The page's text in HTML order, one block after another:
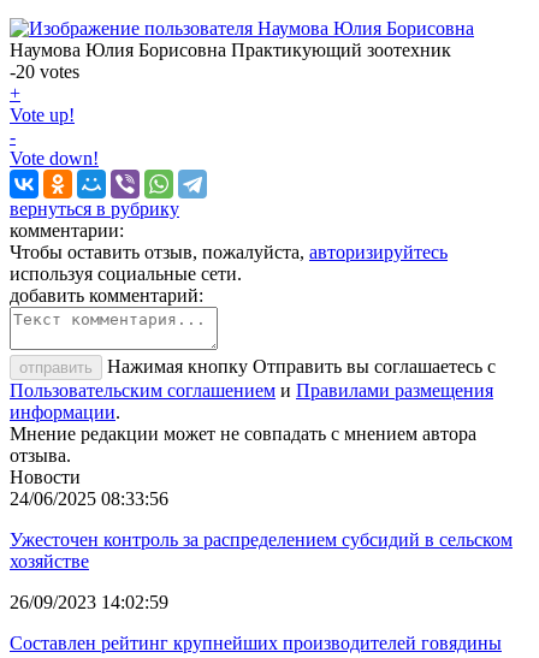
Наумова Юлия Борисовна Практикующий зоотехник
-20 votes
+
Vote up!
-
Vote down!
вернуться в рубрику
комментарии:
Чтобы оставить отзыв, пожалуйста, авторизируйтесь
используя социальные сети.
добавить комментарий:
отправить
Нажимая кнопку Отправить вы соглашаетесь с
Пользовательским соглашением и Правилами размещения
информации.
Мнение редакции может не совпадать с мнением автора
отзыва.
Новости
24/06/2025 08:33:56
Ужесточен контроль за распределением субсидий в сельском
хозяйстве
26/09/2023 14:02:59
Составлен рейтинг крупнейших производителей говядины